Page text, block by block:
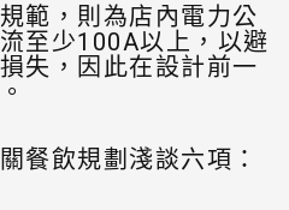
範，則為店內電力公
至少100A以上，以避
失，因此在設計前一
餐飲規劃淺談六項：